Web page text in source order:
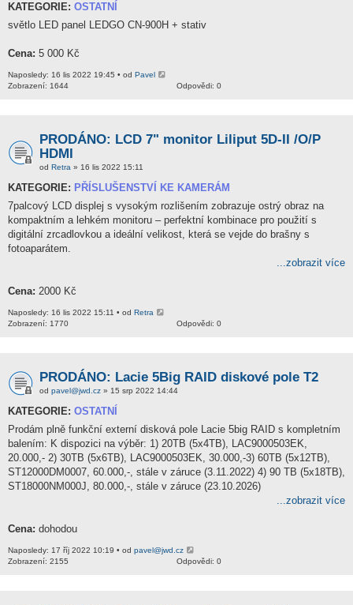
KATEGORIE: OSTATNÍ
světlo LED panel LEDGO CN-900H + stativ
Cena: 5 000 Kč
Naposledy: 16 lis 2022 19:45 • od Pavel
Odpovědi: 0
Zobrazení: 1644
PRODÁNO: LCD 7" monitor Liliput 5D-II /O/P
HDMI
od Retra » 16 lis 2022 15:11
KATEGORIE: PŘÍSLUŠENSTVÍ KE KAMERÁM
7palcový LCD displej s vysokým rozlišením zobrazuje ostrý obraz na
kompaktním a lehkém monitoru – perfektní kombinace pro použití s ​​
digitální zrcadlovkou a ideální velikost, která se vejde do brašny s
fotoaparátem.
...zobrazit více
Cena: 2000 Kč
Naposledy: 16 lis 2022 15:11 • od Retra
Odpovědi: 0
Zobrazení: 1770
PRODÁNO: Lacie 5Big RAID diskové pole T2
od pavel@jwd.cz » 15 srp 2022 14:44
KATEGORIE: OSTATNÍ
Prodám plně funkční externí disková pole Lacie 5big RAID s kompletním
balením: K dispozici na výběr: 1) 20TB (5x4TB), LAC9000503EK,
20.000,- 2) 30TB (5x6TB), LAC9000503EK, 30.000,-3) 60TB (5x12TB),
ST12000DM0007, 60.000,-, stále v záruce (3.11.2022) 4) 90 TB (5x18TB),
ST18000NM000J, 80.000,-, stále v záruce (23.10.2026)
...zobrazit více
Cena: dohodou
Naposledy: 17 říj 2022 10:19 • od pavel@jwd.cz
Odpovědi: 0
Zobrazení: 2155